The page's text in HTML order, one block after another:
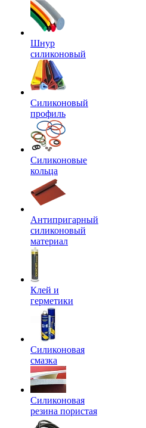
Шнур
силиконовый
Силиконовый
профиль
Силиконовые
кольца
Антипригарный
силиконовый
материал
Клей и
герметики
Силиконовая
смазка
Силиконовая
резина пористая